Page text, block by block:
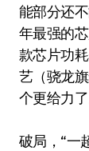
能部分还
年最强的
款芯片功
艺（骁龙
个更给力了
破局，“一